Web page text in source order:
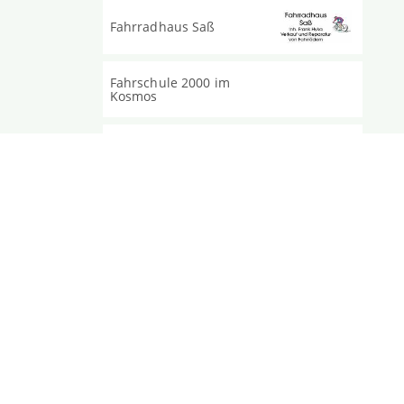
Fahrradhaus Saß
Fahrschule 2000 im
Kosmos